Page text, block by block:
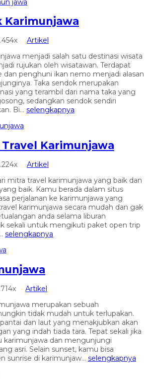
Karimunjawa
Artikel
menjadi salah satu destinasi wisata
rujukan oleh wisatawan. Terdapat
dan penghuni ikan nemo menjadi alasan
Taka sendok merupakan
yang terambil dari nama taka yang
sedangkan sendok sendiri
Bi... selengkapnya
Karimunjawa
Artikel
mitra travel karimunjawa yang baik dan
baik. Kamu berada dalam situs
perjalanan ke karimunjawa yang
karimunjawa secara mudah dan gak
anda selama liburan
sekali untuk mengikuti paket open trip
selengkapnya
Artikel
merupakan sebuah
tidak mudah untuk terlupakan.
dan laut yang menakjubkan akan
yang indah tiada tara. Tepat sekali jika
karimunjawa dan mengunjungi
asri. Selain sunset, kamu bisa
sunrise di karimunjaw... selengkapnya